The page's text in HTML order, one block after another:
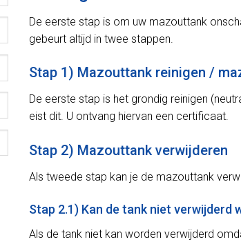
De eerste stap is om uw mazouttank
gebeurt altijd in twee stappen.
Stap 1) Mazouttank reinigen /
De eerste stap is het grondig reinigen
eist dit. U ontvang hiervan een certificaat.
Stap 2) Mazouttank verwijderen
Als tweede stap kan je de mazouttank
Stap 2.1) Kan de tank niet verwijderd
Als de tank niet kan worden verwijderd